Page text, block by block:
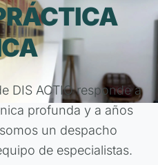
DIS ACTIO responde a
profunda y a años
un despacho
de especialistas.